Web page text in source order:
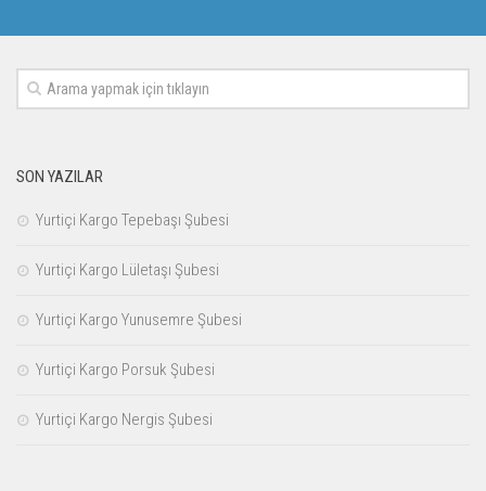
SON YAZILAR
Yurtiçi Kargo Tepebaşı Şubesi
Yurtiçi Kargo Lületaşı Şubesi
Yurtiçi Kargo Yunusemre Şubesi
Yurtiçi Kargo Porsuk Şubesi
Yurtiçi Kargo Nergis Şubesi